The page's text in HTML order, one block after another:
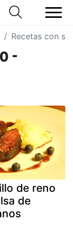
Recetas con
-
de reno
de